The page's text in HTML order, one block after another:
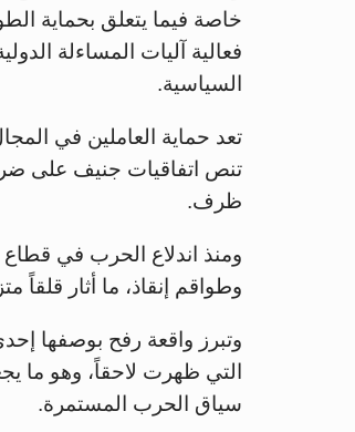
خاصة فيما يتعلق بحماية
فعالية آليات المساءلة
السياسية.
تعد حماية العاملين في
تنص اتفاقيات جنيف على
ظرف.
ومنذ اندلاع الحرب في
وطواقم إنقاذ، ما أثار قلقاً
وتبرز واقعة رفح بوصفها
التي ظهرت لاحقاً، وهو ما
سياق الحرب المستمرة.